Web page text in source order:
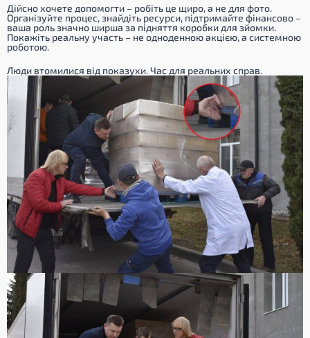
Дійсно хочете допомогти – робіть це щиро, а не для фото.
Організуйте процес, знайдіть ресурси, підтримайте фінансово –
ваша роль значно ширша за підняття коробки для зйомки.
Покажіть реальну участь – не одноденною акцією, а системною
роботою.
Люди втомилися від показухи. Час для реальних справ.